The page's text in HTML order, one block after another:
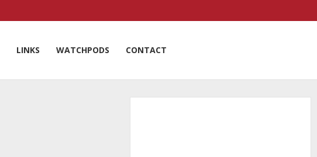
LINKS WATCHPODS CONTACT